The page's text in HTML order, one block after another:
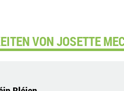
VON JOSETTE